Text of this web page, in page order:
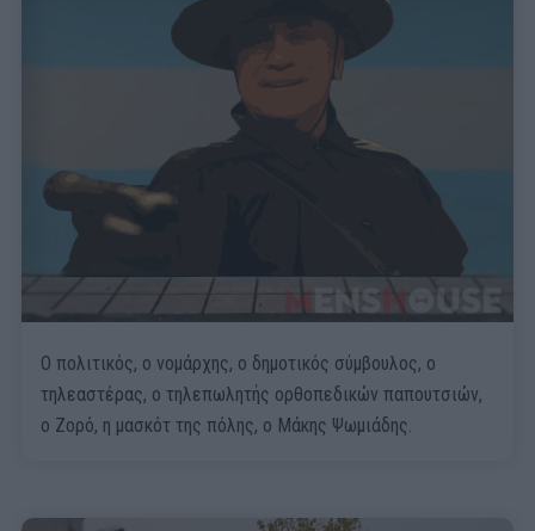
Ο πολιτικός, ο νομάρχης, ο δημοτικός σύμβουλος, ο
τηλεαστέρας, ο τηλεπωλητής ορθοπεδικών παπουτσιών,
ο Ζορό, η μασκότ της πόλης, ο Μάκης Ψωμιάδης.